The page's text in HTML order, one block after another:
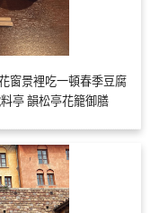
窗景裡吃一頓春季豆腐
亭 韻松亭花籠御膳